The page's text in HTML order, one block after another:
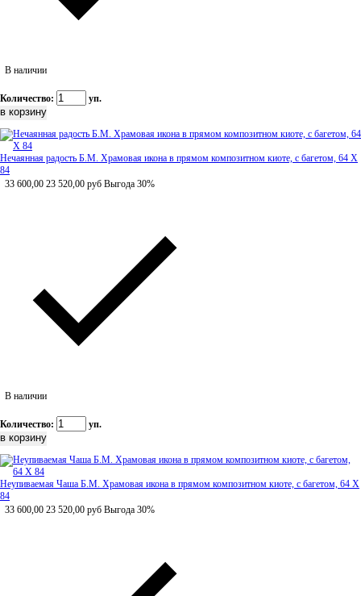
В наличии
Количество: уп.
Нечаянная радость Б.М. Храмовая икона в прямом композитном киоте, с багетом, 64 Х
84
33 600,00 23 520,00 руб Выгода 30%
В наличии
Количество: уп.
Неупиваемая Чаша Б.М. Храмовая икона в прямом композитном киоте, с багетом, 64 Х
84
33 600,00 23 520,00 руб Выгода 30%